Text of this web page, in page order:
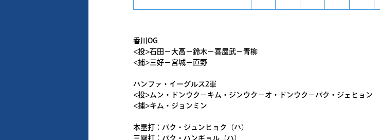
香川OG
<投>石田－大高－鈴木－喜屋武－青柳
<捕>三好－宮城－直野
ハンファ・イーグルス2軍
<投>ムン・ドンウク－キム・ジンウク－オ・ドンウク－パク・ジェヒョン
<捕>キム・ジョンミン
本塁打：パク・ジュンヒョク（ハ）
三塁打：パク・ハンギョル（ハ）